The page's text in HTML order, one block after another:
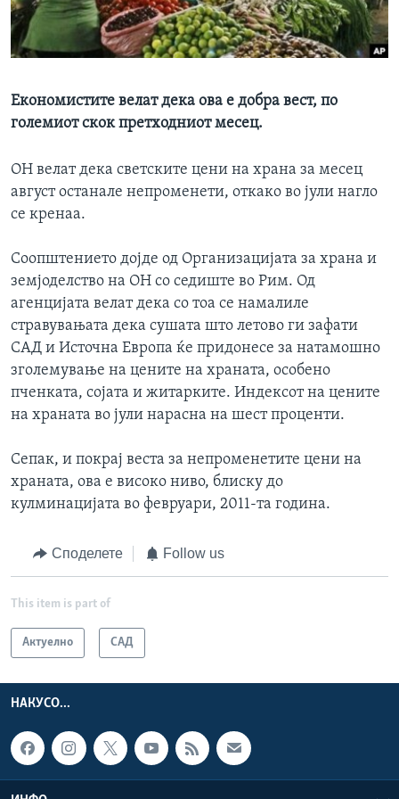
ИНТЕРВЈУА
Јазици
Економистите велат дека ова е добра вест, по
големиот скок претходниот месец.
ОН велат дека светските цени на храна за месец
август останале непроменети, откако во јули нагло
се кренаа.
Соопштението дојде од Организацијата за храна и
земјоделство на ОН со седиште во Рим. Од
агенцијата велат дека со тоа се намалиле
стравувањата дека сушата што летово ги зафати
САД и Источна Европа ќе придонесе за натамошно
зголемување на цените на храната, особено
пченката, сојата и житарките. Индексот на цените
на храната во јули нарасна на шест проценти.
Сепак, и покрај веста за непроменетите цени на
храната, ова е високо ниво, блиску до
кулминацијата во февруари, 2011-та година.
Споделете Follow us
This item is part of
Актуелно САД
НАКУСО...